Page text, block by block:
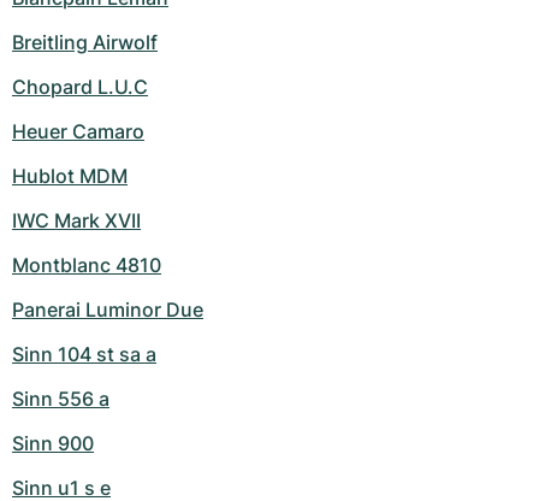
Breitling Airwolf
Chopard L.U.C
Heuer Camaro
Hublot MDM
IWC Mark XVII
Montblanc 4810
Panerai Luminor Due
Sinn 104 st sa a
Sinn 556 a
Sinn 900
Sinn u1 s e